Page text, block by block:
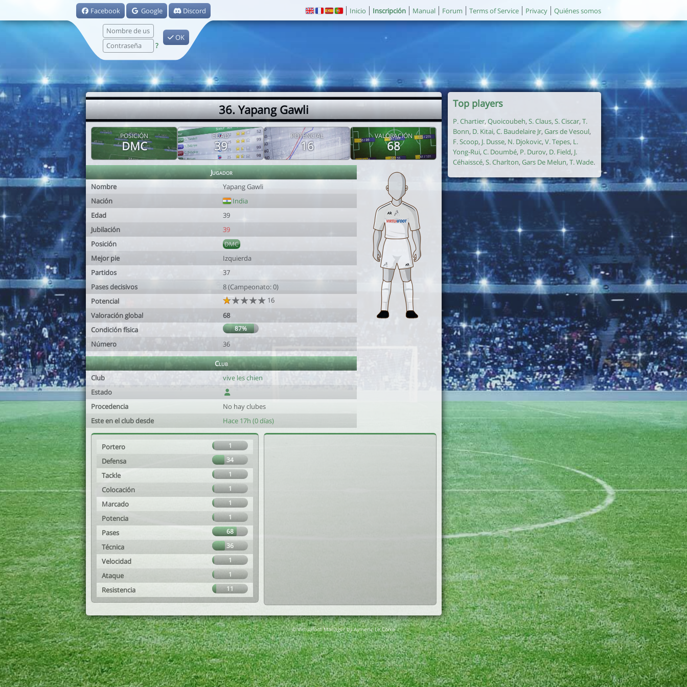
Facebook Google Discord
?
OK
Inicio Inscripción Manual Forum Terms of Service Privacy Quiénes somos
36. Yapang Gawli
POSICIÓN
DMC
EDAD
39
POTENCIAL
16
VALORACIÓN
68
Jugador
Nombre
Yapang Gawli
Nación
India
Edad
39
Jubilación
39
Posición
DMC
Mejor pie
Izquierda
Partidos
37
Pases decisivos
8 (Campeonato: 0)
Potencial
16
Valoración global
68
Condición física
87%
Número 36
Club
Club
vive les chien
Estado
Procedencia
No hay clubes
Este en el club desde
Hace 17h (0 días)
Portero 1
Defensa 34
Tackle 1
Colocación 1
Marcado 1
Potencia 1
Pases 68
Técnica 36
Velocidad 1
Ataque 1
Resistencia 11
Top players
P. Chartier, Quoicoubeh, S. Claus, S. Ciscar, T.
Bonn, D. Kitai, C. Baudelaire Jr, Gars de Vesoul,
F. Scoop, J. Dusse, N. Djokovic, V. Tepes, L.
Yong-Rui, C. Doumbé, P. Durov, D. Field, J.
Céhaisscé, S. Charlton, Gars De Melun, T. Wade.
© Virtuafoot Manager by Aymeric Le Corre